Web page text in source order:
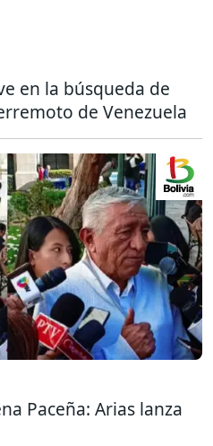
en la búsqueda de
de Venezuela
Paceña: Arias lanza